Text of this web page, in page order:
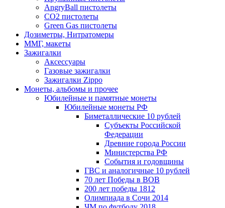
AngryBall пистолеты
CO2 пистолеты
Green Gas пистолеты
Дозиметры, Нитратомеры
ММГ, макеты
Зажигалки
Аксессуары
Газовые зажигалки
Зажигалки Zippo
Монеты, альбомы и прочее
Юбилейные и памятные монеты
Юбилейные монеты РФ
Биметаллические 10 рублей
Субъекты Российской
Федерации
Древние города России
Министерства РФ
События и годовщины
ГВС и аналогичные 10 рублей
70 лет Победы в ВОВ
200 лет победы 1812
Олимпиада в Сочи 2014